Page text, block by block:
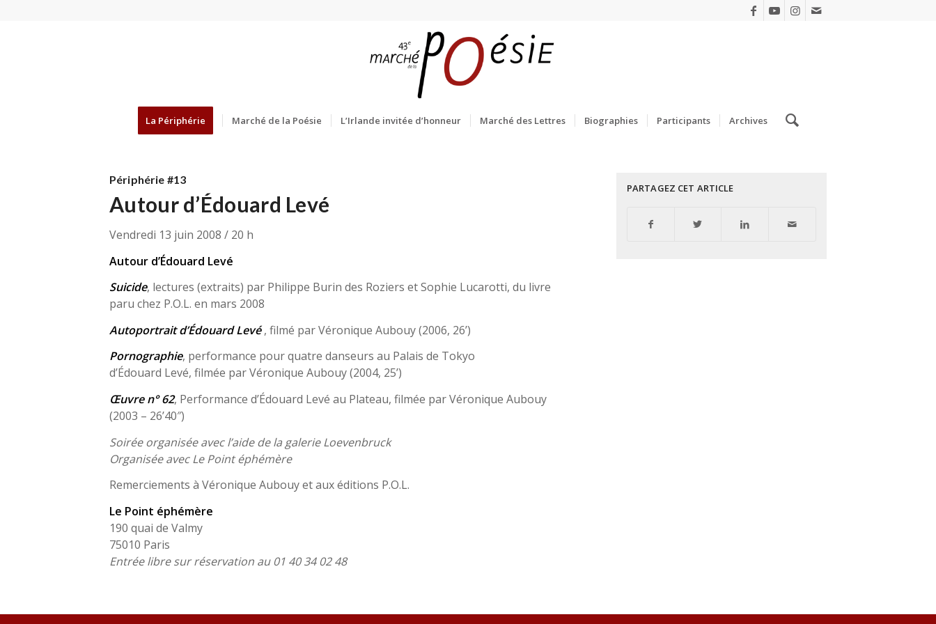
La Périphérie Marché de la Poésie L’Irlande invitée d’honneur Marché des Lettres Biographies Participants Archives
Périphérie #13
Autour d’Édouard Levé
Vendredi 13 juin 2008 / 20 h
Autour d’Édouard Levé
Suicide, lectures (extraits) par Philippe Burin des Roziers et Sophie Lucarotti, du livre
paru chez P.O.L. en mars 2008
Autoportrait d’Édouard Levé, filmé par Véronique Aubouy (2006, 26’)
Pornographie, performance pour quatre danseurs au Palais de Tokyo
d’Édouard Levé, filmée par Véronique Aubouy (2004, 25’)
Œuvre n° 62, Performance d’Édouard Levé au Plateau, filmée par Véronique Aubouy
(2003 – 26’40″)
Soirée organisée avec l’aide de la galerie Loevenbruck
Organisée avec Le Point éphémère
Remerciements à Véronique Aubouy et aux éditions P.O.L.
Le Point éphémère
190 quai de Valmy
75010 Paris
Entrée libre sur réservation au 01 40 34 02 48
PARTAGEZ CET ARTICLE